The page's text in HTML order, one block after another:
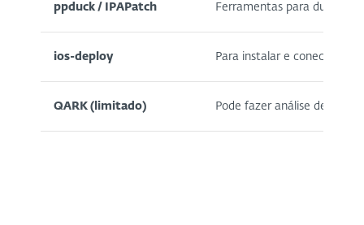
ppduck / IPAPatch Ferramentas para dumpar
ios-deploy Para instalar e conectar
QARK (limitado) Pode fazer análise de